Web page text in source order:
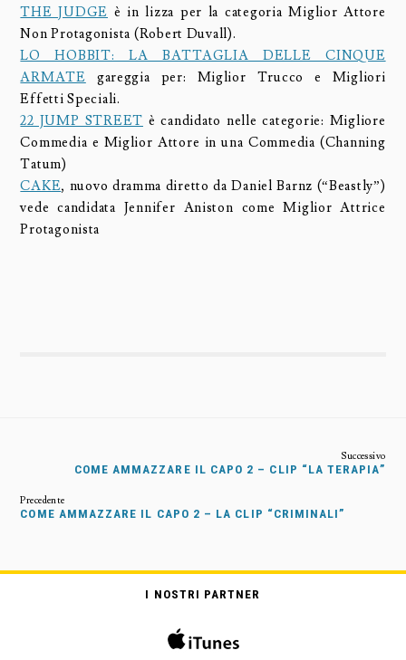
THE JUDGE è in lizza per la categoria Miglior Attore
Non Protagonista (Robert Duvall).
LO HOBBIT: LA BATTAGLIA DELLE CINQUE
ARMATE gareggia per: Miglior Trucco e Migliori
Effetti Speciali.
22 JUMP STREET è candidato nelle categorie: Migliore
Commedia e Miglior Attore in una Commedia (Channing
Tatum)
CAKE, nuovo dramma diretto da Daniel Barnz (“Beastly”)
vede candidata Jennifer Aniston come Miglior Attrice
Protagonista
COME AMMAZZARE IL CAPO 2 – CLIP “LA TERAPIA”
COME AMMAZZARE IL CAPO 2 – LA CLIP “CRIMINALI”
I NOSTRI PARTNER